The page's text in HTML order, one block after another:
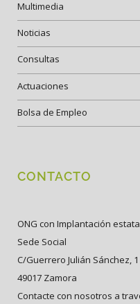
Multimedia
Noticias
Consultas
Actuaciones
Bolsa de Empleo
CONTACTO
ONG con Implantación
Sede Social
C/Guerrero Julián Sánchez, 1
49017 Zamora
Contacte con nosotros a